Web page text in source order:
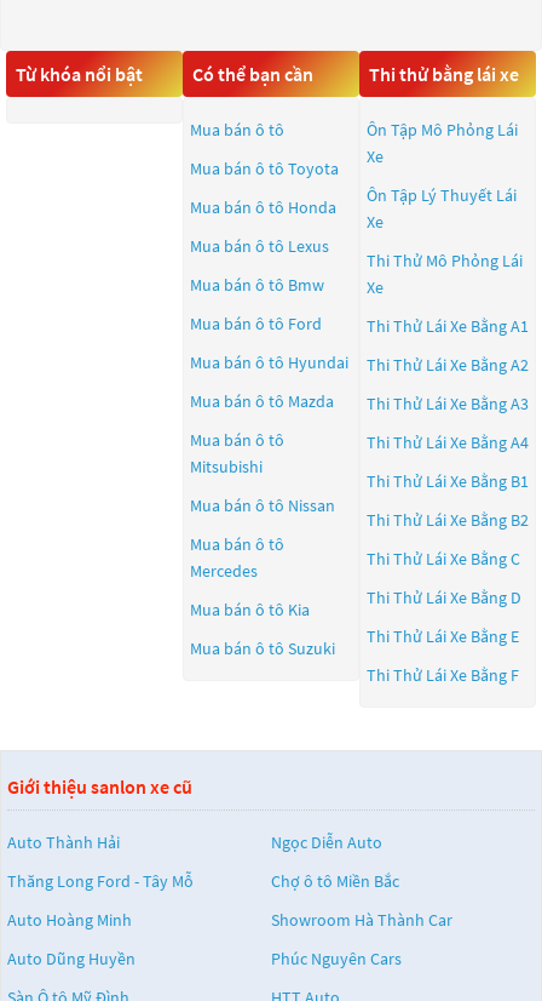
Từ khóa nổi bật Có thể bạn cần
Mua bán ô tô
Mua bán ô tô Toyota
Mua bán ô tô Honda
Mua bán ô tô Lexus
Mua bán ô tô Bmw
Mua bán ô tô Ford
Mua bán ô tô Hyundai
Mua bán ô tô Mazda
Mua bán ô tô
Mitsubishi
Mua bán ô tô Nissan
Mua bán ô tô
Mercedes
Mua bán ô tô Kia
Mua bán ô tô Suzuki
Thi thử bằng lái xe
Ôn Tập Mô Phỏng Lái
Xe
Ôn Tập Lý Thuyết Lái
Xe
Thi Thử Mô Phỏng Lái
Xe
Thi Thử Lái Xe Bằng A1
Thi Thử Lái Xe Bằng A2
Thi Thử Lái Xe Bằng A3
Thi Thử Lái Xe Bằng A4
Thi Thử Lái Xe Bằng B1
Thi Thử Lái Xe Bằng B2
Thi Thử Lái Xe Bằng C
Thi Thử Lái Xe Bằng D
Thi Thử Lái Xe Bằng E
Thi Thử Lái Xe Bằng F
Giới thiệu sanlon xe cũ
Auto Thành Hải
Ngọc Diễn Auto
Thăng Long Ford - Tây Mỗ
Chợ ô tô Miền Bắc
Auto Hoàng Minh
Showroom Hà Thành Car
Auto Dũng Huyền
Phúc Nguyên Cars